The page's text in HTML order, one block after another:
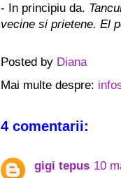
- In principiu da.
vecine si prietene. El
Posted by Diana
Mai multe despre:
4 comentarii:
gigi tepus 10